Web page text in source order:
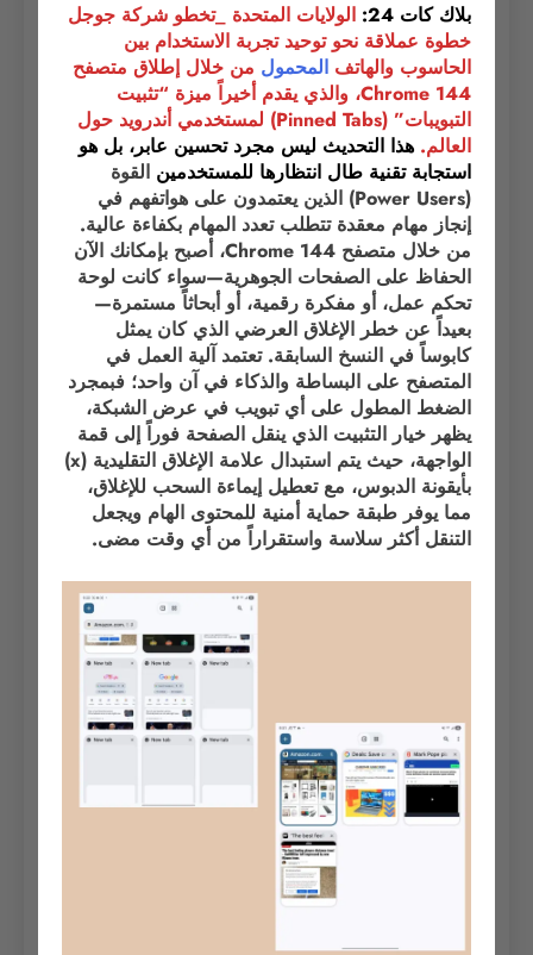
بلاك كات 24:
الولايات المتحدة _تخطو شركة جوجل
خطوة عملاقة نحو توحيد تجربة الاستخدام بين
الحاسوب والهاتف المحمول من خلال إطلاق متصفح
Chrome 144، والذي يقدم أخيراً ميزة “تثبيت
التبويبات” (Pinned Tabs) لمستخدمي أندرويد حول
العالم. هذا التحديث ليس مجرد تحسين عابر، بل هو
استجابة تقنية طال انتظارها للمستخدمين القوة
(Power Users) الذين يعتمدون على هواتفهم في
إنجاز مهام معقدة تتطلب تعدد المهام بكفاءة عالية.
من خلال متصفح Chrome 144، أصبح بإمكانك الآن
الحفاظ على الصفحات الجوهرية—سواء كانت لوحة
تحكم عمل، أو مفكرة رقمية، أو أبحاثاً مستمرة—
بعيداً عن خطر الإغلاق العرضي الذي كان يمثل
كابوساً في النسخ السابقة. تعتمد آلية العمل في
المتصفح على البساطة والذكاء في آن واحد؛ فبمجرد
الضغط المطول على أي تبويب في عرض الشبكة،
يظهر خيار التثبيت الذي ينقل الصفحة فوراً إلى قمة
الواجهة، حيث يتم استبدال علامة الإغلاق التقليدية (x)
بأيقونة الدبوس، مع تعطيل إيماءة السحب للإغلاق،
مما يوفر طبقة حماية أمنية للمحتوى الهام ويجعل
التنقل أكثر سلاسة واستقراراً من أي وقت مضى.